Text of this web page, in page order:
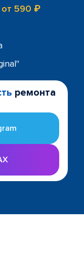
от 590 ₽
ремонта